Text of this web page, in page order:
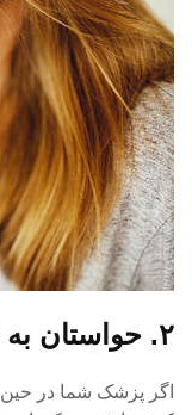
۲. حواستان به غذایی که می خورید باشد.
اگر پزشک شما در